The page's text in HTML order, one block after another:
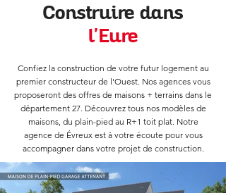
Construire dans
l'Eure
Confiez la construction de votre futur logement au
premier constructeur de l'Ouest. Nos agences vous
proposeront des offres de maisons + terrains dans le
département 27. Découvrez tous nos modèles de
maisons, du plain-pied au R+1 toit plat. Notre
agence de Évreux est à votre écoute pour vous
accompagner dans votre projet de construction.